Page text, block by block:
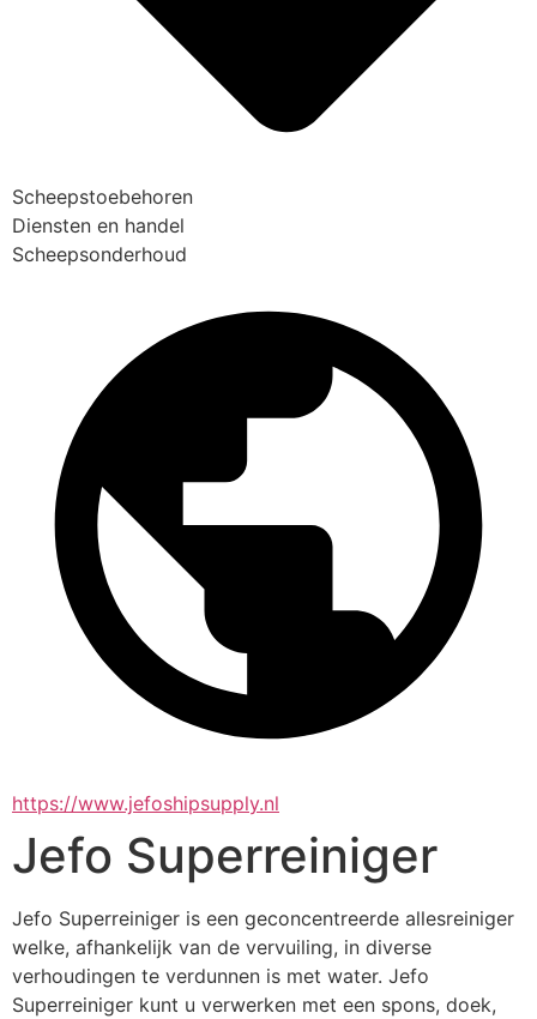
Scheepstoebehoren
Diensten en handel
Scheepsonderhoud
https://www.jefoshipsupply.nl
Jefo Superreiniger
Jefo Superreiniger is een geconcentreerde allesreiniger
welke, afhankelijk van de vervuiling, in diverse
verhoudingen te verdunnen is met water. Jefo
Superreiniger kunt u verwerken met een spons, doek,